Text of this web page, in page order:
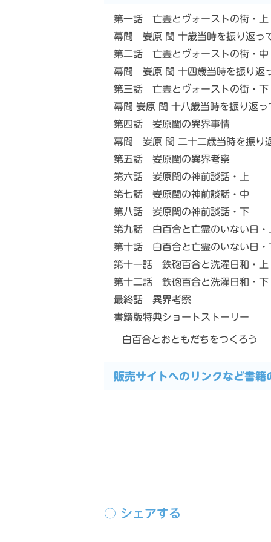
第一話 亡霊とヴォーストの街・上
幕間 妛原 閠 十歳当時を振り返っ
第二話 亡霊とヴォーストの街・中
幕間 妛原 閠 十四歳当時を振り返
第三話 亡霊とヴォーストの街・下
幕間 妛原 閠 十八歳当時を振り返っ
第四話 妛原閠の異界事情
幕間 妛原 閠 二十二歳当時を振り
第五話 妛原閠の異界考察
第六話 妛原閠の神前談話・上
第七話 妛原閠の神前談話・中
第八話 妛原閠の神前談話・下
第九話 白百合と亡霊のいない日・
第十話 白百合と亡霊のいない日・
第十一話 鉄砲百合と洗濯日和・上
第十二話 鉄砲百合と洗濯日和・下
最終話 異界考察
書籍版特典ショートストーリー
白百合とおともだちをつくろう
販売サイトへのリンクなど書籍
○ シェアする